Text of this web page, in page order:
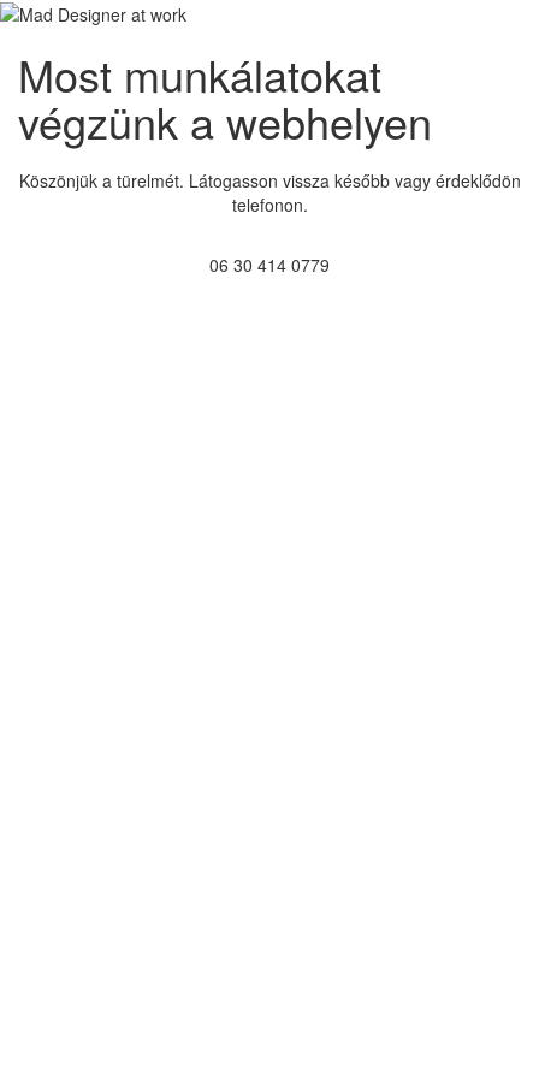
Most munkálatokat
végzünk a webhelyen
Köszönjük a türelmét. Látogasson vissza később vagy érdeklődön
telefonon.
06 30 414 0779